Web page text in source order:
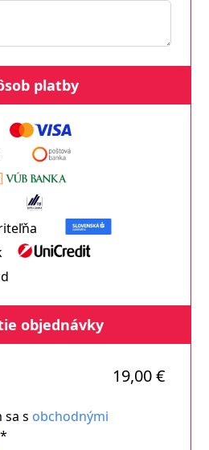
platby
objednávky
19,00 €
sa s obchodnými